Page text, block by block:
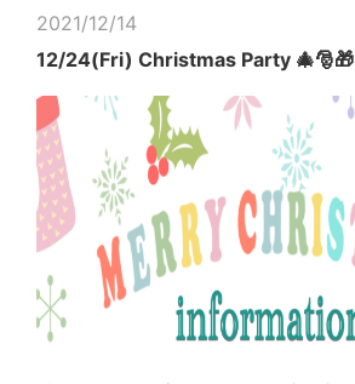
2021/12/14
12/24(Fri) Christmas Party 🎄🎅🎁